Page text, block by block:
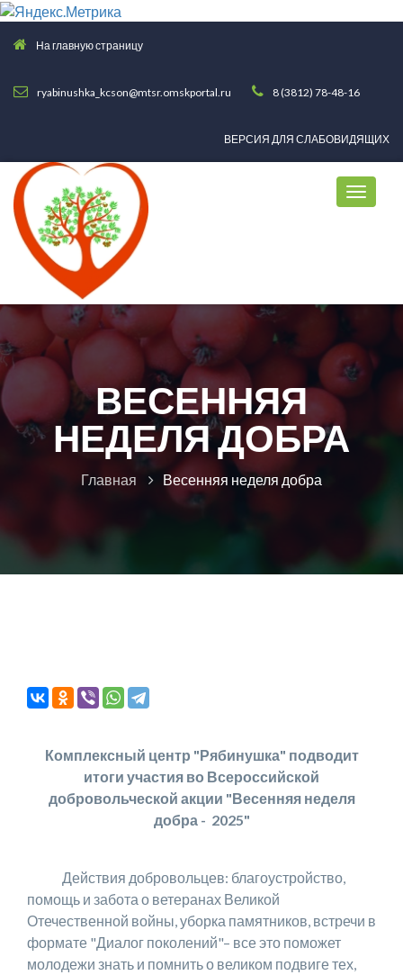
На главную страницу
ryabinushka_kcson@mtsr.omskportal.ru 8 (3812) 78-48-16
ВЕРСИЯ ДЛЯ СЛАБОВИДЯЩИХ
ВЕСЕННЯЯ
НЕДЕЛЯ ДОБРА
Главная Весенняя неделя добра
Комплексный центр "Рябинушка" подводит
итоги участия во Всероссийской
добровольческой акции "Весенняя неделя
добра - 2025"
Действия добровольцев: благоустройство,
помощь и забота о ветеранах Великой
Отечественной войны, уборка памятников, встречи в
формате "Диалог поколений"– все это поможет
молодежи знать и помнить о великом подвиге тех,